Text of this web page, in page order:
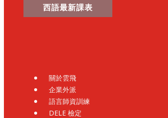
西語最新課表
關於雲飛
企業外派
語言師資訓練
DELE 檢定